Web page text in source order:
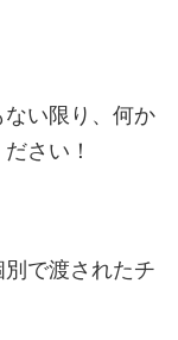
い限り、何か
さい！
で渡されたチ